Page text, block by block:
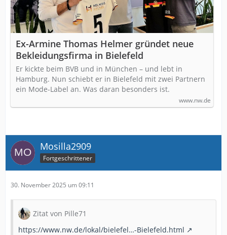
Ex-Armine Thomas Helmer gründet neue
Be­klei­dungs­fir­ma in Bielefeld
Er kickte beim BVB und in München – und lebt in
Hamburg. Nun schiebt er in Bielefeld mit zwei Partnern
ein Mode-Label an. Was daran besonders ist.
www.nw.de
Mosilla2909
Fortgeschrittener
30. November 2025 um 09:11
Zitat von Pille71
https://www.nw.de/lokal/bielefel…-Bielefeld.html